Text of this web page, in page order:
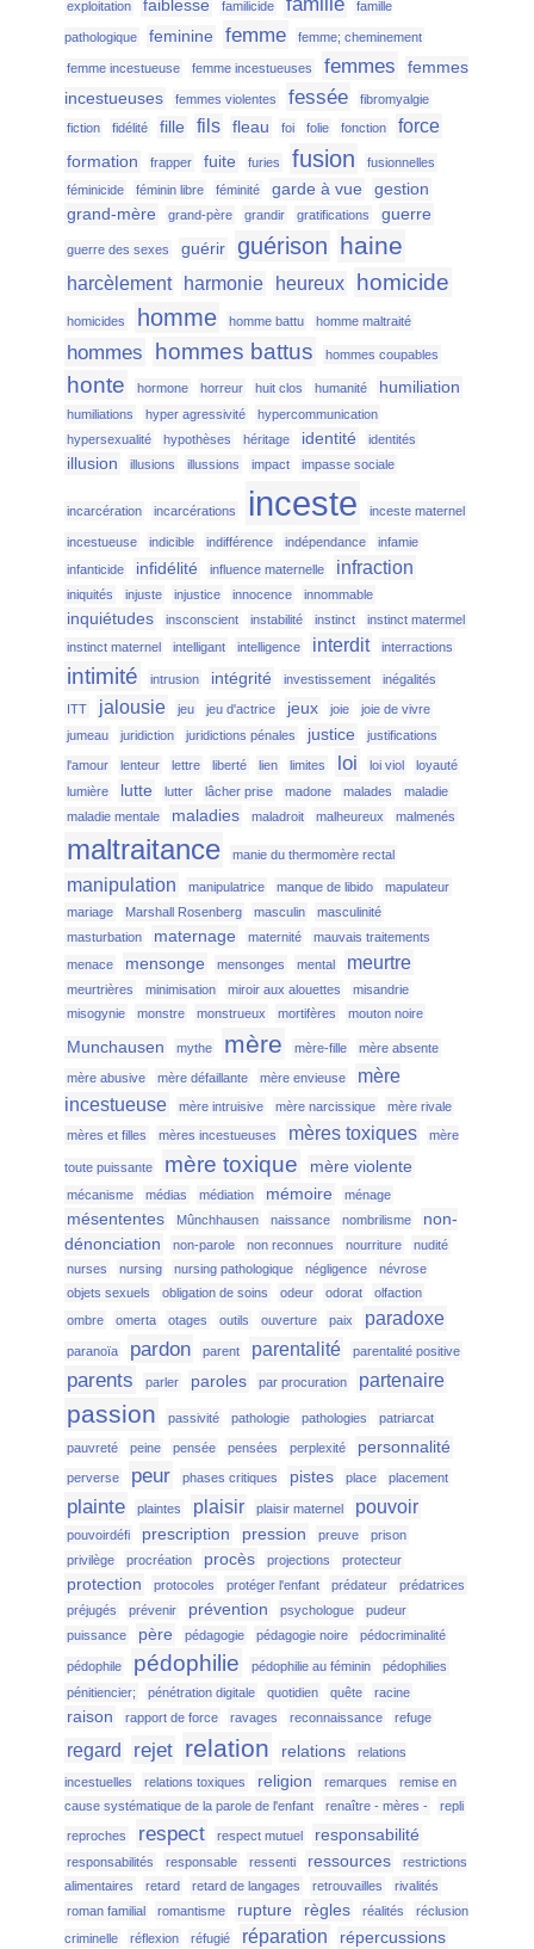
exploitation faiblesse familicide famille
pathologique feminine femme femme; cheminement
femme incestueuse femme incestueuses femmes
femmes
incestueuses
femmes violentes fessée
fibromyalgie
fiction
fidélité fille fils fleau foi folie fonction force
formation frapper fuite furies fusion
fusionnelles
féminicide
féminin libre féminité garde à vue
gestion
grand-mère
grand-père grandir gratifications guerre
guerre des sexes guérir guérison haine
harcèlement harmonie heureux homicide
homicides homme homme battu homme maltraité
hommes hommes battus hommes coupables
honte hormone horreur huit clos humanité humiliation
humiliations hyper agressivité
hypercommunication
hypersexualité
hypothèses héritage identité identités
illusion illusions illussions impact impasse sociale
incarcération incarcérations inceste inceste maternel
incestueuse indicible indifférence indépendance
infamie
infanticide
infidélité influence maternelle infraction
iniquités injuste injustice innocence innommable
inquiétudes insconscient instabilité instinct
instinct matermel
instinct maternel
intelligant intelligence interdit interractions
intimité intrusion intégrité investissement inégalités
ITT jalousie jeu jeu d'actrice jeux joie
joie de vivre
jumeau
juridiction juridictions pénales justice justifications
l'amour lenteur lettre liberté lien limites loi loi viol
loyauté
lumière
lutte lutter lâcher prise madone malades
maladie
maladie mentale
maladies maladroit malheureux malmenés
maltraitance manie du thermomère rectal
manipulation manipulatrice manque de libido
mapulateur
mariage
Marshall Rosenberg masculin
masculinité
masturbation
maternage maternité
mauvais traitements
menace
mensonge mensonges mental meurtre
meurtrières minimisation miroir aux alouettes
misandrie
misogynie
monstre monstrueux mortifères mouton noire
Munchausen mythe mère mère-fille mère absente
mère abusive mère défaillante mère envieuse
mère
incestueuse
mère intruisive mère narcissique
mère rivale
mères et filles
mères incestueuses mères toxiques mère
toute puissante mère toxique mère violente
mécanisme médias médiation mémoire ménage
mésententes Mûnchhausen naissance nombrilisme
non-
dénonciation
non-parole non reconnues nourriture
nudité
nurses
nursing nursing pathologique négligence
névrose
objets sexuels
obligation de soins odeur odorat
olfaction
ombre
omerta otages outils ouverture paix paradoxe
paranoïa pardon parent parentalité parentalité positive
parents parler paroles par procuration partenaire
passion passivité pathologie pathologies patriarcat
pauvreté peine pensée pensées perplexité personnalité
perverse peur phases critiques pistes place placement
plainte plaintes plaisir plaisir maternel pouvoir
pouvoirdéfi prescription pression preuve
prison
privilège
procréation procès projections protecteur
protection protocoles protéger l'enfant prédateur
prédatrices
préjugés
prévenir prévention psychologue
pudeur
puissance
père pédagogie pédagogie noire pédocriminalité
pédophile pédophilie pédophilie au féminin
pédophilies
pénitiencier;
pénétration digitale quotidien quête racine
raison rapport de force ravages reconnaissance refuge
regard rejet relation relations relations
incestuelles relations toxiques religion remarques
remise en
cause systématique de la parole de l'enfant
renaître - mères - repli
reproches respect respect mutuel responsabilité
responsabilités responsable ressenti ressources
restrictions
alimentaires
retard retard de langages retrouvailles
rivalités
roman familial
romantisme rupture règles réalités
réclusion
criminelle
réflexion réfugié réparation répercussions